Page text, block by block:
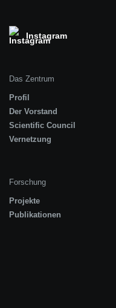
Instagram
Das Zentrum
Profil
Der Vorstand
Scientific Council
Vernetzung
Forschung
Projekte
Publikationen